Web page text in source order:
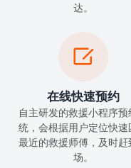
达。

在线快速预约
自主研发的救援小程序预
统，会根据用户定位快速
最近的救援师傅，及时赶
场。